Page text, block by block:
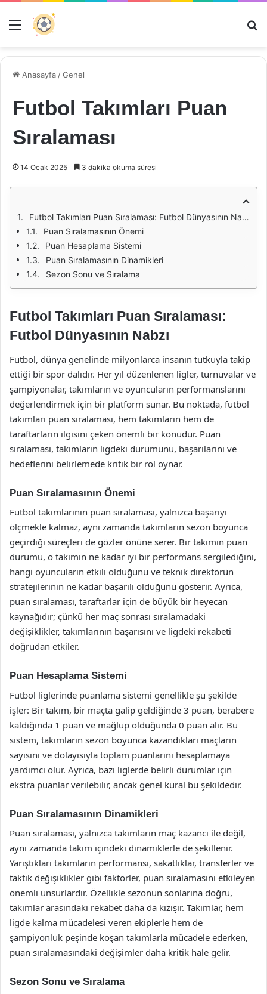
Menü
Anasayfa /Genel
Futbol Takımları Puan
Sıralaması
14 Ocak 2025 3 dakika okuma süresi
Futbol Takımları Puan Sıralaması: Futbol Dünyasının Nabzı
Puan Sıralamasının Önemi
Puan Hesaplama Sistemi
Puan Sıralamasının Dinamikleri
Sezon Sonu ve Sıralama
Futbol Takımları Puan Sıralaması:
Futbol Dünyasının Nabzı
Futbol, dünya genelinde milyonlarca insanın tutkuyla takip
ettiği bir spor dalıdır. Her yıl düzenlenen ligler, turnuvalar ve
şampiyonalar, takımların ve oyuncuların performanslarını
değerlendirmek için bir platform sunar. Bu noktada, futbol
takımları puan sıralaması, hem takımların hem de
taraftarların ilgisini çeken önemli bir konudur. Puan
sıralaması, takımların ligdeki durumunu, başarılarını ve
hedeflerini belirlemede kritik bir rol oynar.
Puan Sıralamasının Önemi
Futbol takımlarının puan sıralaması, yalnızca başarıyı
ölçmekle kalmaz, aynı zamanda takımların sezon boyunca
geçirdiği süreçleri de gözler önüne serer. Bir takımın puan
durumu, o takımın ne kadar iyi bir performans sergilediğini,
hangi oyuncuların etkili olduğunu ve teknik direktörün
stratejilerinin ne kadar başarılı olduğunu gösterir. Ayrıca,
puan sıralaması, taraftarlar için de büyük bir heyecan
kaynağıdır; çünkü her maç sonrası sıralamadaki
değişiklikler, takımlarının başarısını ve ligdeki rekabeti
doğrudan etkiler.
Puan Hesaplama Sistemi
Futbol liglerinde puanlama sistemi genellikle şu şekilde
işler: Bir takım, bir maçta galip geldiğinde 3 puan, berabere
kaldığında 1 puan ve mağlup olduğunda 0 puan alır. Bu
sistem, takımların sezon boyunca kazandıkları maçların
sayısını ve dolayısıyla toplam puanlarını hesaplamaya
yardımcı olur. Ayrıca, bazı liglerde belirli durumlar için
ekstra puanlar verilebilir, ancak genel kural bu şekildedir.
Puan Sıralamasının Dinamikleri
Puan sıralaması, yalnızca takımların maç kazancı ile değil,
aynı zamanda takım içindeki dinamiklerle de şekillenir.
Yarıştıkları takımların performansı, sakatlıklar, transferler ve
taktik değişiklikler gibi faktörler, puan sıralamasını etkileyen
önemli unsurlardır. Özellikle sezonun sonlarına doğru,
takımlar arasındaki rekabet daha da kızışır. Takımlar, hem
ligde kalma mücadelesi veren ekiplerle hem de
şampiyonluk peşinde koşan takımlarla mücadele ederken,
puan sıralamasındaki değişimler daha kritik hale gelir.
Sezon Sonu ve Sıralama